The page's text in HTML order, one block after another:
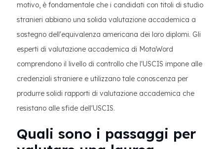
motivo, è fondamentale che i candidati con titoli di studio
stranieri abbiano una solida valutazione accademica a
sostegno dell'equivalenza americana dei loro diplomi. Gli
esperti di valutazione accademica di MotaWord
comprendono il livello di controllo che l'USCIS impone alle
credenziali straniere e utilizzano tale conoscenza per
produrre solidi rapporti di valutazione accademica che
resistano alle sfide dell'USCIS.
Quali sono i passaggi per